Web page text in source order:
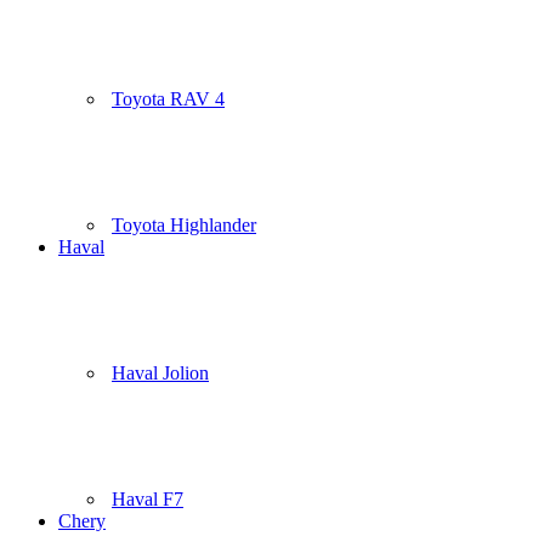
Toyota RAV 4
Toyota Highlander
Haval
Haval Jolion
Haval F7
Chery